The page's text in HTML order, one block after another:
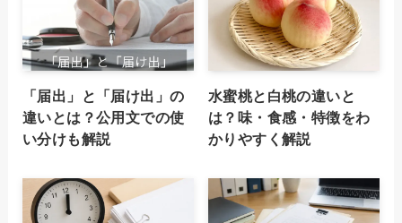
「届出」と「届け出」の
違いとは？公用文での使
い分けも解説
水蜜桃と白桃の違いと
は？味・食感・特徴をわ
かりやすく解説